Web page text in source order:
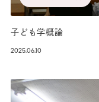
子ども学概論
2025.06.10